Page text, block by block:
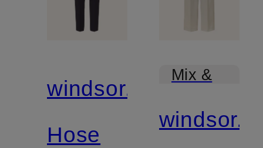
windsor.
Hose
Mix &
windsor.